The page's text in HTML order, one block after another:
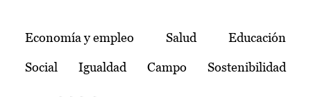
Temas
Economía y empleo Salud Educación
Social Igualdad Campo Sostenibilidad